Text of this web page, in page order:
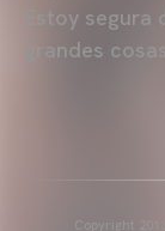
Estoy
grandes